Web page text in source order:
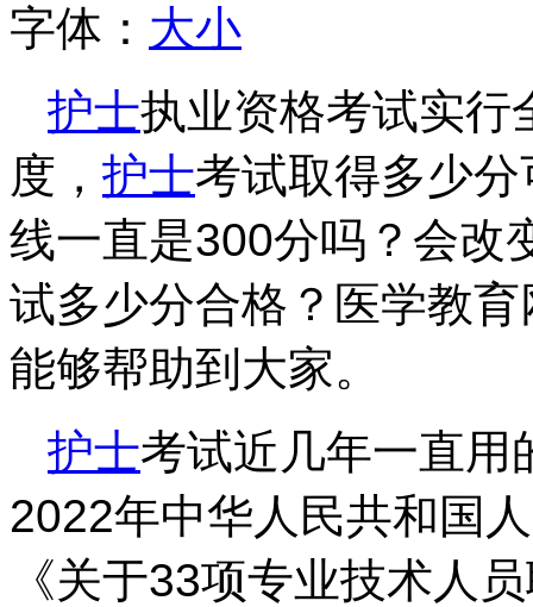
字体： 大小
护士执业资格考试实行
度， 护士考试取得多少
线一直是300分吗？会改
试多少分合格？医学教
能够帮助到大家。
护士考试近几年一直用
2022年中华人民共和国
《关于33项专业技术人